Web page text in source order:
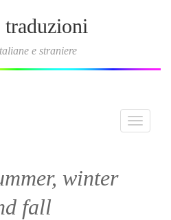
traduzioni
e straniere
Toggle
winter
fall